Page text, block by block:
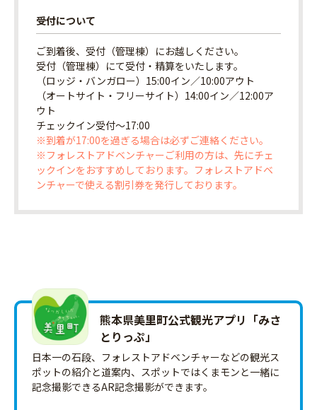
受付について
ご到着後、受付（管理棟）にお越しください。
受付（管理棟）にて受付・精算をいたします。
（ロッジ・バンガロー）15:00イン／10:00アウト
（オートサイト・フリーサイト）14:00イン／12:00ア
ウト
チェックイン受付〜17:00
※到着が17:00を過ぎる場合は必ずご連絡ください。
※フォレストアドベンチャーご利用の方は、先にチェ
ックインをおすすめしております。フォレストアドベ
ンチャーで使える割引券を発行しております。
熊本県美里町公式観光アプリ「みさ
とりっ‪ぷ‬」
日本一の石段、フォレストアドベンチャーなどの観光ス
ポットの紹介と道案内、スポットではくまモンと一緒に
記念撮影できるAR記念撮影ができます。